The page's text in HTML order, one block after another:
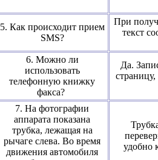
5. Как происходит прием
SMS?
При
текст
6. Можно ли
использовать
телефонную книжку
факса?
Да.
7. На фотографии
аппарата показана
трубка, лежащая на
рычаге слева. Во время
движения автомобиля
удобно